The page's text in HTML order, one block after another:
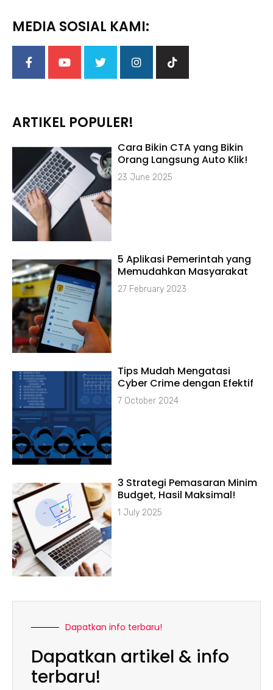
MEDIA SOSIAL KAMI:
ARTIKEL POPULER!
Cara Bikin CTA yang Bikin
Orang Langsung Auto Klik!
23 June 2025
5 Aplikasi Pemerintah yang
Memudahkan Masyarakat
27 February 2023
Tips Mudah Mengatasi
Cyber Crime dengan Efektif
7 October 2024
3 Strategi Pemasaran Minim
Budget, Hasil Maksimal!
1 July 2025
Dapatkan info terbaru!
Dapatkan artikel & info
terbaru!